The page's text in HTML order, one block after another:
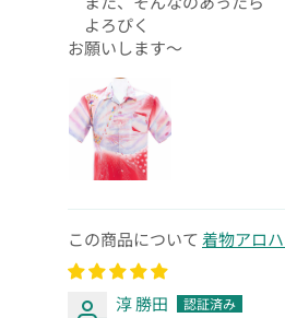
よろぴく
お願いします〜
着物アロ
淳 勝田